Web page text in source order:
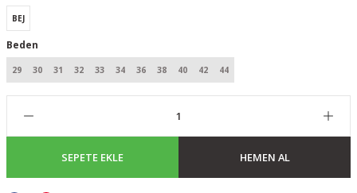
BEJ
Beden
29 30 31 32 33 34 36 38 40 42 44
SEPETE EKLE HEMEN AL